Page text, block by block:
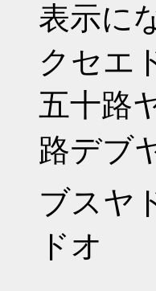
表示に
クセエ
五十路
路デブ
ブスヤ
ドオ